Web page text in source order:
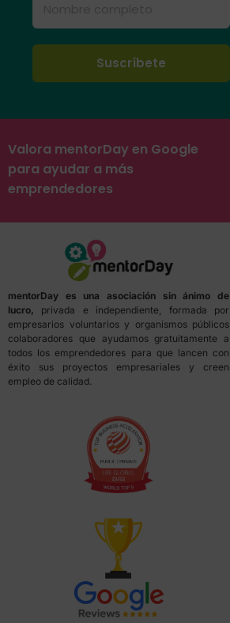
Valora mentorDay en Google
para ayudar a más
emprendedores
mentorDay es una asociación sin ánimo de
lucro, privada e independiente, formada por
empresarios voluntarios y organismos públicos
colaboradores que ayudamos gratuitamente a
todos los emprendedores para que lancen con
éxito sus proyectos empresariales y creen
empleo de calidad.